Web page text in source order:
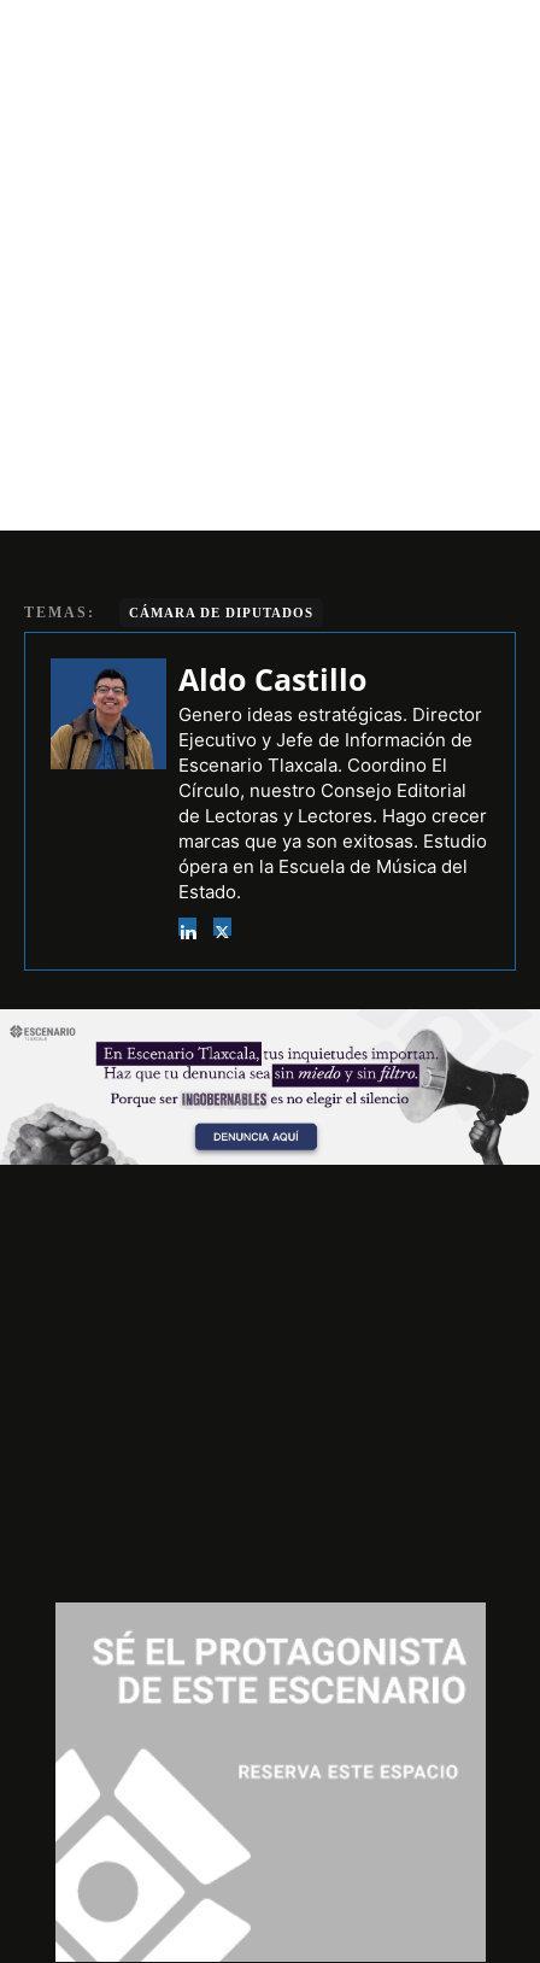
TEMAS: CÁMARA DE DIPUTADOS
Aldo Castillo
Genero ideas estratégicas. Director
Ejecutivo y Jefe de Información de
Escenario Tlaxcala. Coordino El
Círculo, nuestro Consejo Editorial
de Lectoras y Lectores. Hago crecer
marcas que ya son exitosas. Estudio
ópera en la Escuela de Música del
Estado.